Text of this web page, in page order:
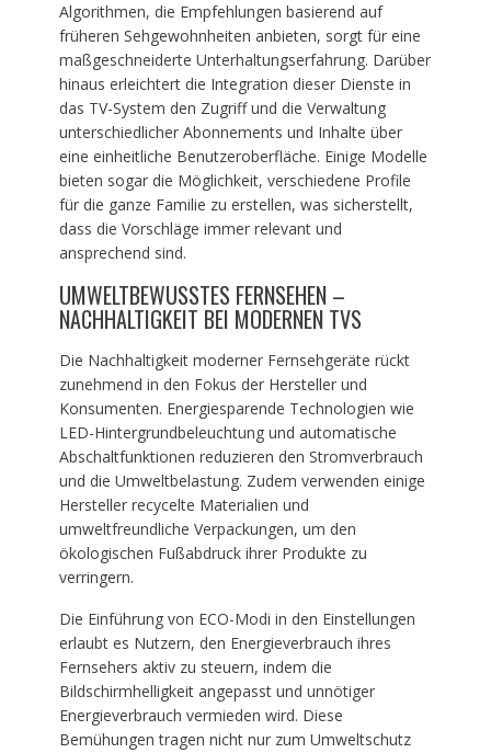
Algorithmen, die Empfehlungen basierend auf
früheren Sehgewohnheiten anbieten, sorgt für eine
maßgeschneiderte Unterhaltungserfahrung. Darüber
hinaus erleichtert die Integration dieser Dienste in
das TV-System den Zugriff und die Verwaltung
unterschiedlicher Abonnements und Inhalte über
eine einheitliche Benutzeroberfläche. Einige Modelle
bieten sogar die Möglichkeit, verschiedene Profile
für die ganze Familie zu erstellen, was sicherstellt,
dass die Vorschläge immer relevant und
ansprechend sind.
UMWELTBEWUSSTES FERNSEHEN –
NACHHALTIGKEIT BEI MODERNEN TVS
Die Nachhaltigkeit moderner Fernsehgeräte rückt
zunehmend in den Fokus der Hersteller und
Konsumenten. Energiesparende Technologien wie
LED-Hintergrundbeleuchtung und automatische
Abschaltfunktionen reduzieren den Stromverbrauch
und die Umweltbelastung. Zudem verwenden einige
Hersteller recycelte Materialien und
umweltfreundliche Verpackungen, um den
ökologischen Fußabdruck ihrer Produkte zu
verringern.
Die Einführung von ECO-Modi in den Einstellungen
erlaubt es Nutzern, den Energieverbrauch ihres
Fernsehers aktiv zu steuern, indem die
Bildschirmhelligkeit angepasst und unnötiger
Energieverbrauch vermieden wird. Diese
Bemühungen tragen nicht nur zum Umweltschutz